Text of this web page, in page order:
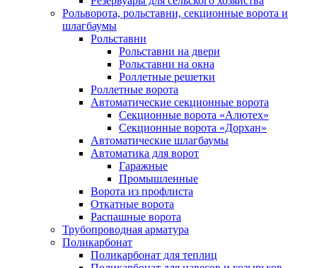
Рольворота, рольставни, секционные ворота и
шлагбаумы
Рольставни
Рольставни на двери
Рольставни на окна
Роллетные решетки
Роллетные ворота
Автоматические секционные ворота
Секционные ворота «Алютех»
Секционные ворота «Дорхан»
Автоматические шлагбаумы
Автоматика для ворот
Гаражные
Промышленные
Ворота из профлиста
Откатные ворота
Распашные ворота
Трубопроводная арматура
Поликарбонат
Поликарбонат для теплиц